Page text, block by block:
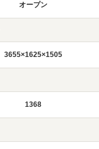
オープン
3655×1625×1505
1368